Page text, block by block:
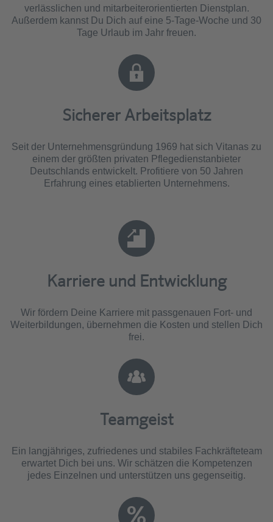
verlässlichen und mitarbeiterorientierten Dienstplan.
Außerdem kannst Du Dich auf eine 5-Tage-Woche und 30
Tage Urlaub im Jahr freuen.
Sicherer Arbeitsplatz
Seit der Unternehmensgründung 1969 hat sich Vitanas zu
einem der größten privaten Pflegedienstanbieter
Deutschlands entwickelt. Profitiere von 50 Jahren
Erfahrung eines etablierten Unternehmens.
Karriere und Entwicklung
Wir fördern Deine Karriere mit passgenauen Fort- und
Weiterbildungen, übernehmen die Kosten und stellen Dich
frei.
Teamgeist
Ein langjähriges, zufriedenes und stabiles Fachkräfteteam
erwartet Dich bei uns. Wir schätzen die Kompetenzen
jedes Einzelnen und unterstützen uns gegenseitig.